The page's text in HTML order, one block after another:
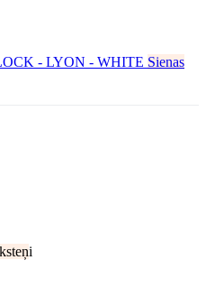
- LYON - WHITE Sienas
i